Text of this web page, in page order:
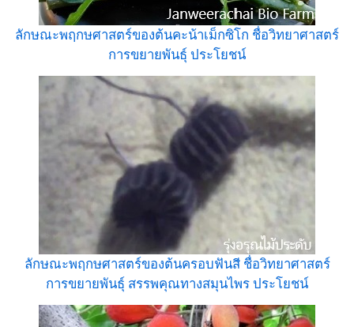
ลักษณะพฤกษศาสตร์ของต้นคะน้าเม็กซิโก ชื่อวิทยาศาสตร์
การขยายพันธุ์ ประโยชน์
ลักษณะพฤกษศาสตร์ของต้นครอบฟันสี ชื่อวิทยาศาสตร์
การขยายพันธุ์ สรรพคุณทางสมุนไพร ประโยชน์